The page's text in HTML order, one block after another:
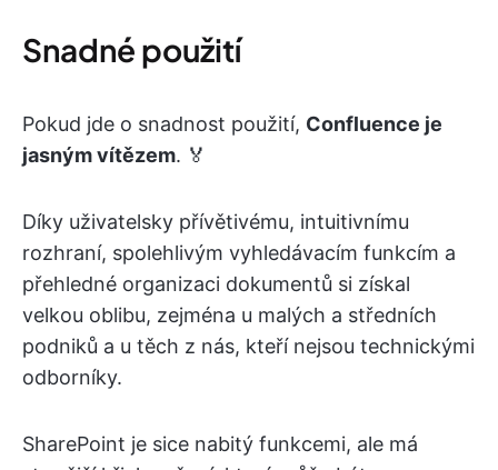
Snadné použití
Pokud jde o snadnost použití, Confluence je
jasným vítězem. 🏅
Díky uživatelsky přívětivému, intuitivnímu
rozhraní, spolehlivým vyhledávacím funkcím a
přehledné organizaci dokumentů si získal
velkou oblibu, zejména u malých a středních
podniků a u těch z nás, kteří nejsou technickými
odborníky.
SharePoint je sice nabitý funkcemi, ale má